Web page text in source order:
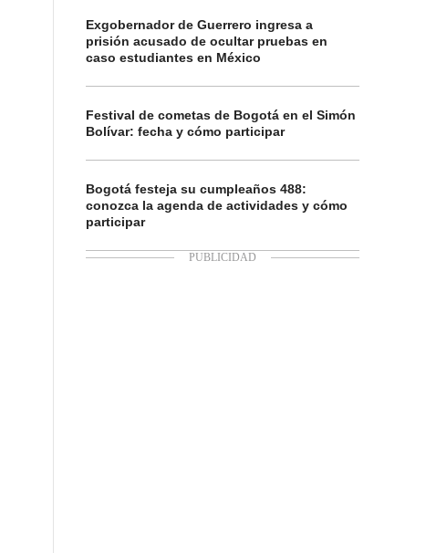
Exgobernador de Guerrero ingresa a
prisión acusado de ocultar pruebas en
caso estudiantes en México
Festival de cometas de Bogotá en el Simón
Bolívar: fecha y cómo participar
Bogotá festeja su cumpleaños 488:
conozca la agenda de actividades y cómo
participar